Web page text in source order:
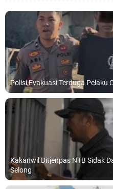
Polisi Evakuasi Terduga Pelaku
Kakanwil Ditjenpas NTB Sidak
Selong